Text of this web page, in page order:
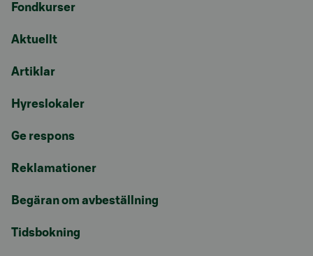
Fondkurser
Aktuellt
Artiklar
Hyreslokaler
Ge respons
Reklamationer
Begäran om avbeställning
Tidsbokning